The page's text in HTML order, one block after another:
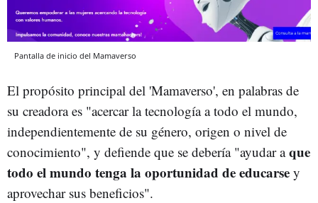
Pantalla de inicio del Mamaverso
El propósito principal del 'Mamaverso', en palabras de
su creadora es "acercar la tecnología a todo el mundo,
independientemente de su género, origen o nivel de
conocimiento", y defiende que se debería "ayudar aque
todo el mundo tenga la oportunidad de educarse y
aprovechar sus beneficios".